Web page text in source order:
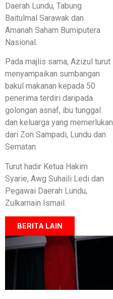
Daerah Lundu, Tabung
Baitulmal Sarawak dan
Amanah Saham Bumiputera
Nasional.
Pada majlis sama, Azizul turut
menyampaikan sumbangan
bakul makanan kepada 50
penerima terdiri daripada
golongan asnaf, ibu tunggal
dan keluarga yang memerlukan
dari Zon Sampadi, Lundu dan
Sematan.
Turut hadir Ketua Hakim
Syarie, Awg Suhaili Ledi dan
Pegawai Daerah Lundu,
Zulkarnain Ismail.
BERITA LAIN